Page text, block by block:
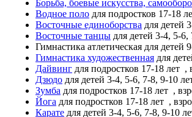
Борьба, боевые искусства,
Водное поло для подростков 17-18
Восточные единоборства для детей
Восточные танцы для детей 3-4, 5-6,
Гимнастика атлетическая для детей
Гимнастика художественная для
Дайвинг для подростков 17-18 лет ,
Дзюдо для детей 3-4, 5-6, 7-8, 9-10
Зумба для подростков 17-18 лет ,
Йога для подростков 17-18 лет ,
Карате для детей 3-4, 5-6, 7-8, 9-10